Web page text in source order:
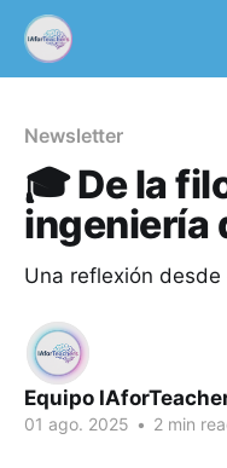
Newsletter
🎓 De la
ingeniería
Una reflexión
Equipo
01 ago. 2025 • 2 min